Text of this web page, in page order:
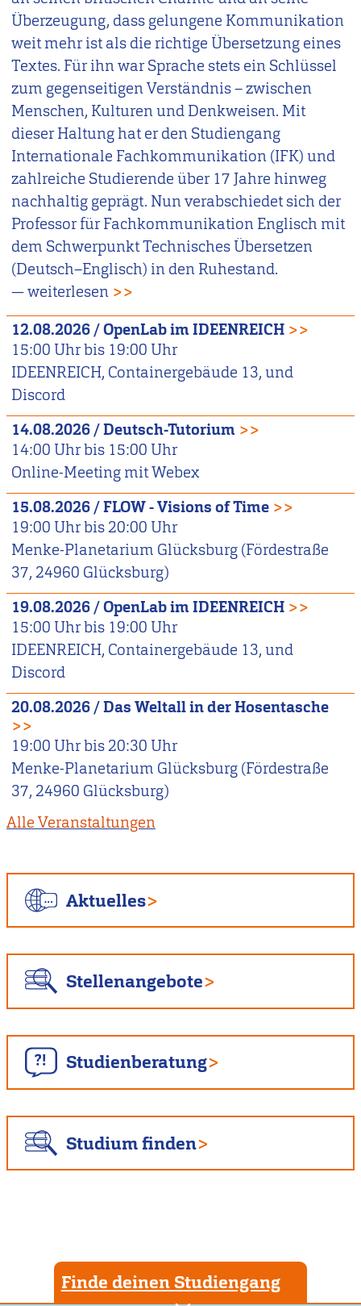
Überzeugung, dass gelungene Kommunikation
weit mehr ist als die richtige Übersetzung eines
Textes. Für ihn war Sprache stets ein Schlüssel
zum gegenseitigen Verständnis – zwischen
Menschen, Kulturen und Denkweisen. Mit
dieser Haltung hat er den Studiengang
Internationale Fachkommunikation (IFK) und
zahlreiche Studierende über 17 Jahre hinweg
nachhaltig geprägt. Nun verabschiedet sich der
Professor für Fachkommunikation Englisch mit
dem Schwerpunkt Technisches Übersetzen
(Deutsch–Englisch) in den Ruhestand.
— weiterlesen >>
12.08.2026/OpenLab im IDEENREICH >>
15:00 Uhr bis 19:00 Uhr
IDEENREICH, Containergebäude 13, und
Discord
14.08.2026/Deutsch-Tutorium >>
14:00 Uhr bis 15:00 Uhr
Online-Meeting mit Webex
15.08.2026/FLOW - Visions of Time >>
19:00 Uhr bis20:00 Uhr
Menke-Planetarium Glücksburg (Fördestraße
37, 24960 Glücksburg)
19.08.2026/OpenLab im IDEENREICH >>
15:00 Uhr bis 19:00 Uhr
IDEENREICH, Containergebäude 13, und
Discord
20.08.2026/Das Weltall in der Hosentasche
>>
19:00 Uhr bis20:30 Uhr
Menke-Planetarium Glücksburg (Fördestraße
37, 24960 Glücksburg)
Alle Veranstaltungen
Aktuelles
Stellenangebote
Studienberatung
Studium finden
Finde deinen Studiengang